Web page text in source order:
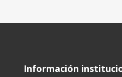
Información